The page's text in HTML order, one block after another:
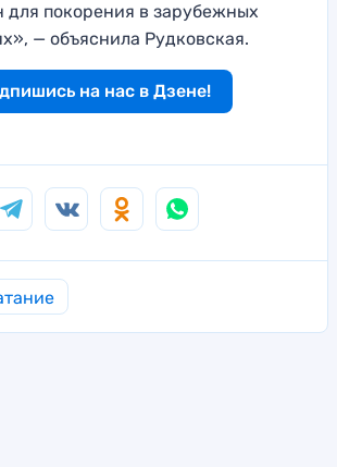
покорения в зарубежных
— объяснила Рудковская.
на нас в Дзене!